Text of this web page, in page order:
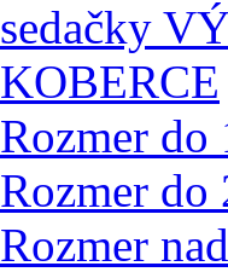
sedačky
KOBERCE
Rozmer do
Rozmer do
Rozmer